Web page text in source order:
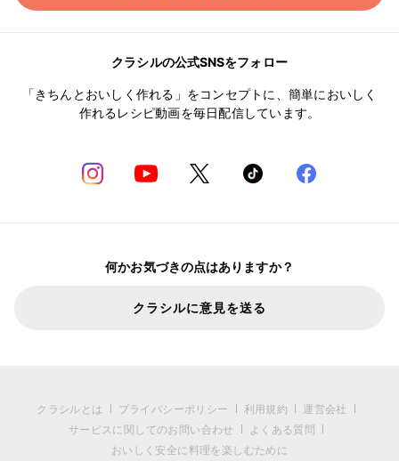
クラシルの公式SNSをフォロー
「きちんとおいしく作れる」をコンセプトに、簡単においしく
作れるレシピ動画を毎日配信しています。
何かお気づきの点はありますか？
クラシルに意見を送る
クラシルとは プライバシーポリシー 利用規約
運営会社
サービスに関してのお問い合わせ
よくある質問
おいしく安全に料理を楽しむために